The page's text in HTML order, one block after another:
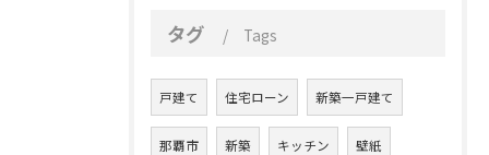
タグ Tags
戸建て 住宅ローン 新築一戸建て
那覇市 新築 キッチン 壁紙